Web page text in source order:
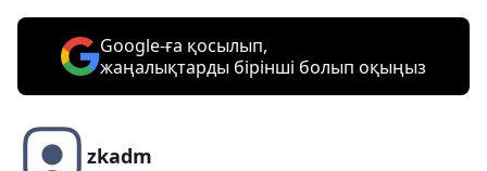
Google-ға қосылып,
жаңалықтарды бірінші болып оқыңыз
zkadm